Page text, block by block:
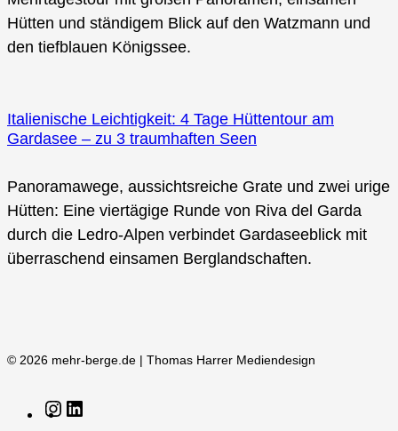
Hütten und ständigem Blick auf den Watzmann und
den tiefblauen Königssee.
Italienische Leichtigkeit: 4 Tage Hüttentour am
Gardasee – zu 3 traumhaften Seen
Panoramawege, aussichtsreiche Grate und zwei urige
Hütten: Eine viertägige Runde von Riva del Garda
durch die Ledro-Alpen verbindet Gardaseeblick mit
überraschend einsamen Berglandschaften.
© 2026 mehr-berge.de | Thomas Harrer Mediendesign
Instagram